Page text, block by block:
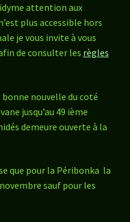
attention aux
plus accessible hors
je vous invite à vous
de consulter les règles
nouvelle du coté
jusqu’au 49 ième
demeure ouverte à la
que pour la Péribonka la
sauf pour les